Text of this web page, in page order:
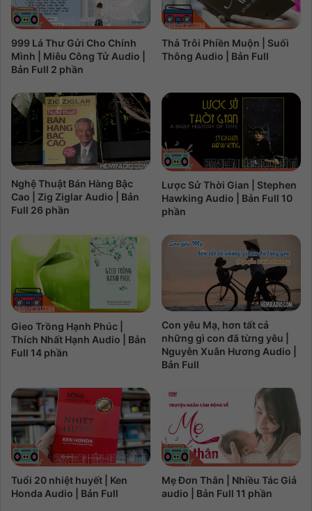
999 Lá Thư Gửi Cho Chính
Mình | Miêu Công Tử Audio |
Bản Full 2 phần
Thả Trôi Phiền Muộn | Suối
Thông Audio | Bản Full
Nghệ Thuật Bán Hàng Bậc
Cao | Zig Ziglar Audio | Bản
Full 26 phần
Lược Sử Thời Gian | Stephen
Hawking Audio | Bản Full 10
phần
Gieo Trồng Hạnh Phúc |
Thích Nhất Hạnh Audio | Bản
Full 14 phần
Con yêu Mạ, hơn tất cả
những gì con đã từng yêu |
Nguyễn Xuân Hương Audio |
Bản Full
Tuổi 20 nhiệt huyết | Ken
Honda Audio | Bản Full
Mẹ Đơn Thân | Nhiều Tác Giả
audio | Bản Full 11 phần